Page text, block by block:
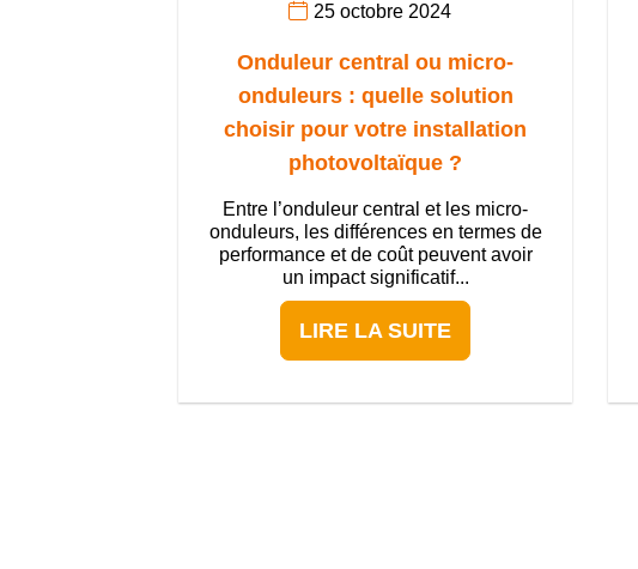
25 octobre 2024
Onduleur central ou micro-
onduleurs : quelle solution
choisir pour votre installation
photovoltaïque ?
Entre l’onduleur central et les micro-
onduleurs, les différences en termes de
performance et de coût peuvent avoir
un impact significatif...
LIRE LA SUITE